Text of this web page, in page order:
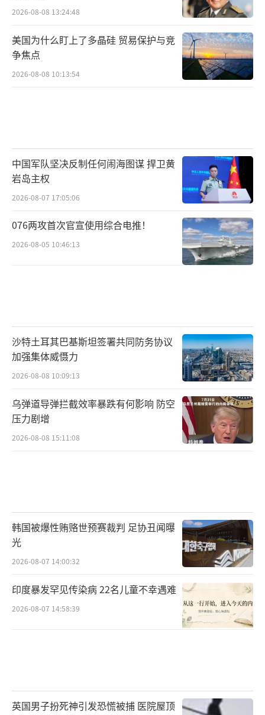
2026-08-08 13:24:48
美国为什么盯上了多晶硅 贸易保护与竞
争焦点
2026-08-08 10:13:54
中国军队坚决反制任何闹海图谋 捍卫黄
岩岛主权
2026-08-07 17:05:06
076两攻首次官宣使用综合电推！
2026-08-05 10:46:13
沙特土耳其巴基斯坦签署共同防务协议
加强集体威慑力
2026-08-08 10:09:13
乌弹道导弹拦截效率暴跌有何影响 防空
压力剧增
2026-08-08 15:11:08
韩国被爆性贿赂世预赛裁判 足协丑闻曝
光
2026-08-07 14:00:32
印度暴发罕见传染病 22名儿童不幸遇难
2026-08-07 14:58:39
英国男子扮死神引发恐慌被捕 医院屋顶